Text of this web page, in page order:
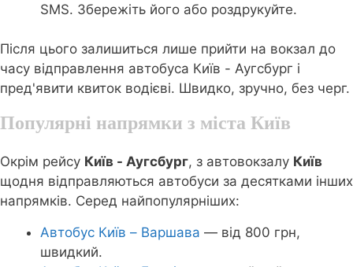
SMS. Збережіть його або роздрукуйте.
Після цього залишиться лише прийти на вокзал до
часу відправлення автобуса Київ - Аугсбург і
пред'явити квиток водієві. Швидко, зручно, без черг.
Популярні напрямки з міста Київ
Окрім рейсу Київ - Аугсбург, з автовокзалу Київ
щодня відправляються автобуси за десятками інших
напрямків. Серед найпопулярніших:
Автобус Київ – Варшава — від 800 грн,
швидкий.